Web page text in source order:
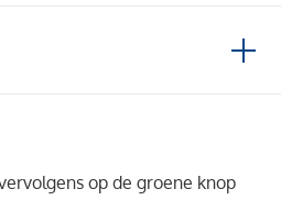
op de groene knop